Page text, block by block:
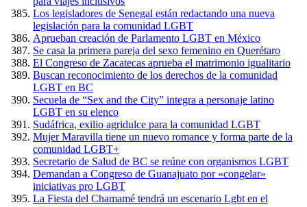
Los legisladores de Senegal están redactando una nueva
legislación para la comunidad LGBT
Aprueban creación de Parlamento LGBT en México
Se casa la primera pareja del sexo femenino en Querétaro
El Congreso de Zacatecas aprueba el matrimonio igualitario
Buscan reconocimiento de los derechos de la comunidad
LGBT en BC
Secuela de “Sex and the City” integra a personaje latino
LGBT en su elenco
Sudáfrica, exilio agridulce para la comunidad LGBT
Mujer Maravilla tiene un nuevo romance y forma parte de la
comunidad LGBT+
Secretario de Salud de BC se reúne con organismos LGBT
Demandan a Congreso de Guanajuato por «congelar»
iniciativas pro LGBT
La Fiesta del Chamamé tendrá un escenario Lgbt en el